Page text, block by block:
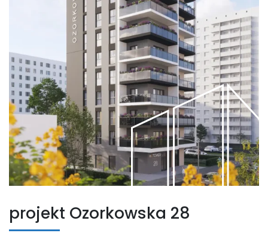
projekt Ozorkowska 28